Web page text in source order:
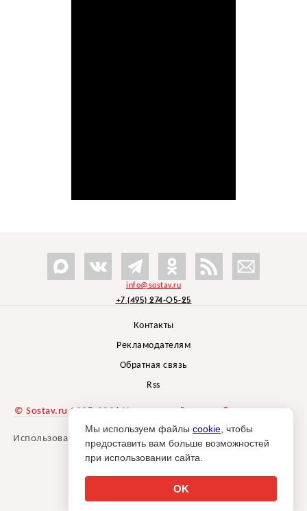
info@sostav.ru
+7 (495) 274-05-25
Контакты
Рекламодателям
Обратная связь
Rss
© Sostav.ru 1998-2026 Независимый проектбрендингового
агентства Depot
Использование материалов Sostav.ru допустимо только при
указании источника.
Мы используем файлы cookie , чтобы
предоставить вам больше возможностей
при использовании сайта.
OK